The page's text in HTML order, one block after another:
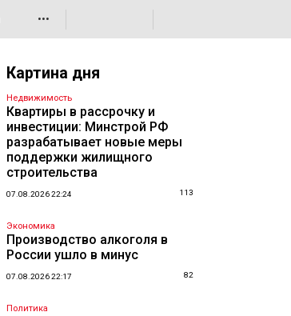
•••
Картина дня
Недвижимость
Квартиры в рассрочку и
инвестиции: Минстрой РФ
разрабатывает новые меры
поддержки жилищного
строительства
07.08.2026 22:24 113
Экономика
Производство алкоголя в
России ушло в минус
07.08.2026 22:17 82
Политика